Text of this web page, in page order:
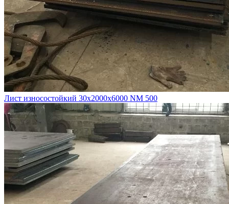
Лист износостойкий 30х2000х6000 NM 500